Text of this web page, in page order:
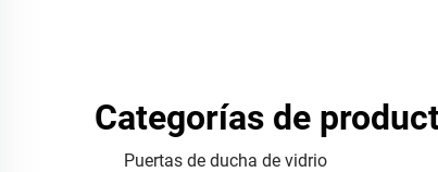
Categorías de
Puertas de ducha de vidrio